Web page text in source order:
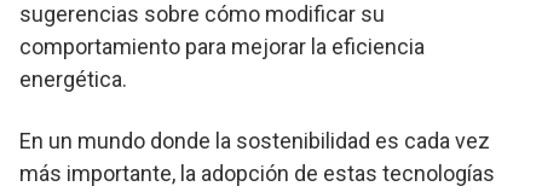
sugerencias sobre cómo modificar su
comportamiento para mejorar la eficiencia
energética.
En un mundo donde la sostenibilidad es cada vez
más importante, la adopción de estas tecnologías